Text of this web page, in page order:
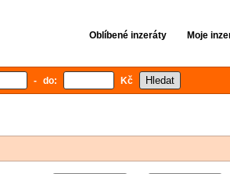
Oblíbené inzeráty Moje
- do: Kč